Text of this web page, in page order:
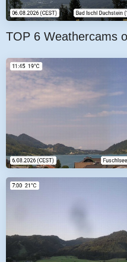
TOP 6 Weathercams